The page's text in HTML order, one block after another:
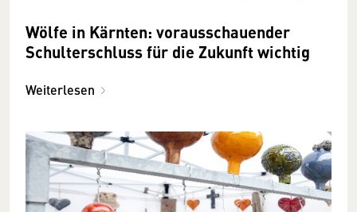
Wölfe in Kärnten: vorausschauender
Schulterschluss für die Zukunft wichtig
Weiterlesen